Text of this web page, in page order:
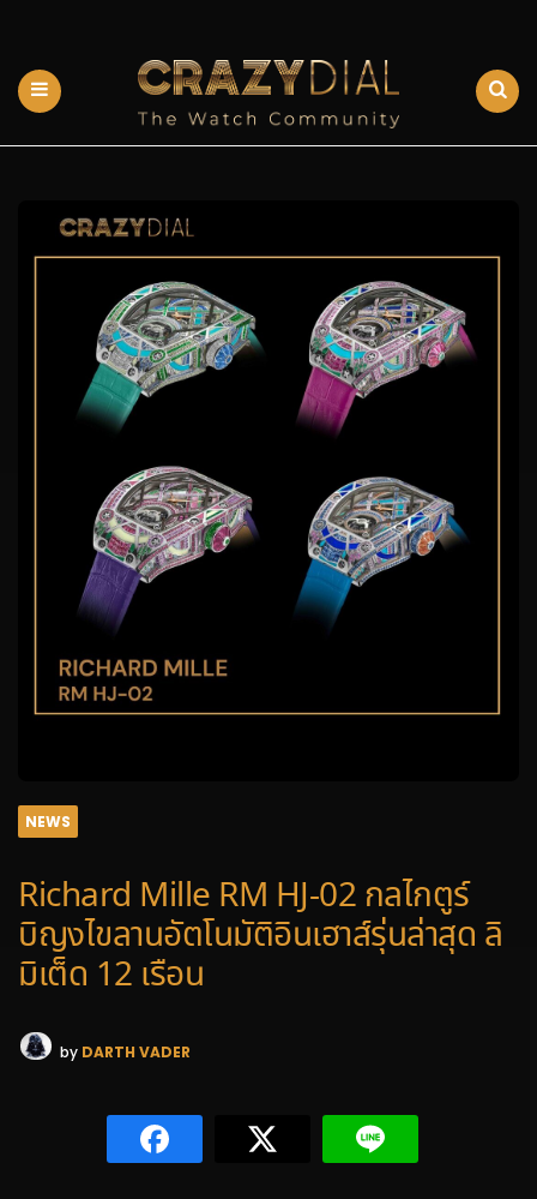
NEWS
Richard Mille RM HJ-02 กลไกตูร์
บิญงไขลานอัตโนมัติอินเฮาส์รุ่นล่าสุด ลิ
มิเต็ด 12 เรือน
by DARTH VADER